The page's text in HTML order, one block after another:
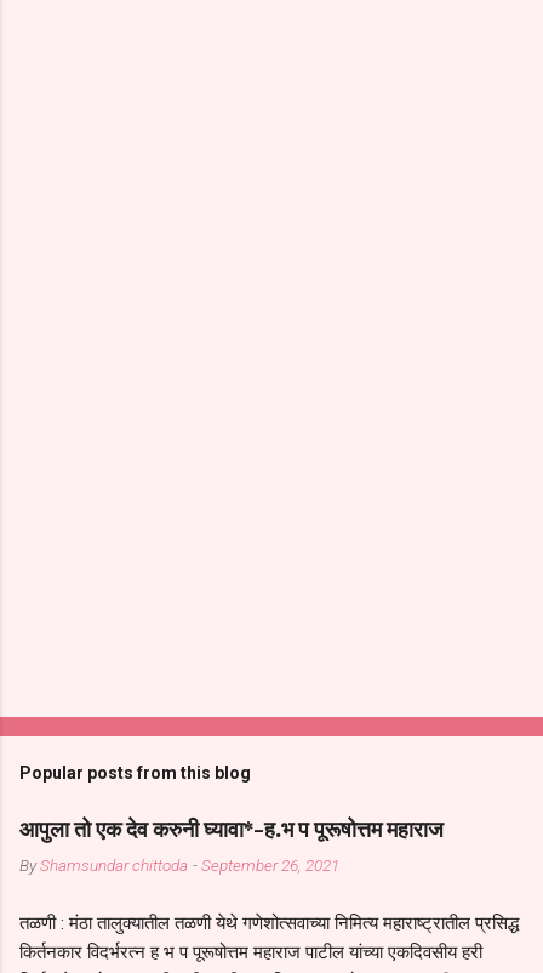
Popular posts from this blog
आपुला तो एक देव करुनी घ्यावा*-ह.भ प पूरूषोत्तम महाराज
ByShamsundar chittoda -September 26, 2021
तळणी : मंठा तालुक्यातील तळणी येथे गणेशोत्सवाच्या निमित्य महाराष्ट्रातील प्रसिद्ध
किर्तनकार विदर्भरत्न ह भ प पूरूषोत्तम महाराज पाटील यांच्या एकदिवसीय हरी